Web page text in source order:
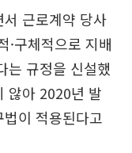
근로계약 당사
·구체적으로 지배
는 규정을 신설했
않아 2020년 발
이 적용된다고